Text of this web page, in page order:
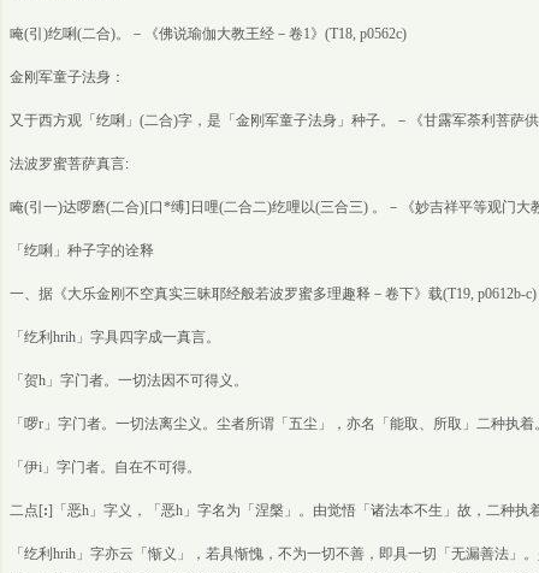
唵(引)纥唎(二合)。－《佛说瑜伽大教王经－卷1》(T18, p0562c)
金刚军童子法身：
又于西方观「纥唎」(二合)字，是「金刚军童子法身」种子。－《甘露军荼利菩萨
法波罗蜜菩萨真言:
唵(引一)达啰磨(二合)[口*缚]日哩(二合二)纥哩以(三合三) 。－《妙吉祥平等观门大
「纥唎」种子字的诠释
一、据《大乐金刚不空真实三昧耶经般若波罗蜜多理趣释－卷下》载(T19, p0612b-c)
「纥利hrih」字具四字成一真言。
「贺h」字门者。一切法因不可得义。
「啰r」字门者。一切法离尘义。尘者所谓「五尘」，亦名「能取、所取」二种执着
「伊i」字门者。自在不可得。
二点[:]「恶h」字义，「恶h」字名为「涅槃」。由觉悟「诸法本不生」故，二种执
「纥利hrih」字亦云「惭义」，若具惭愧，不为一切不善，即具一切「无漏善法」